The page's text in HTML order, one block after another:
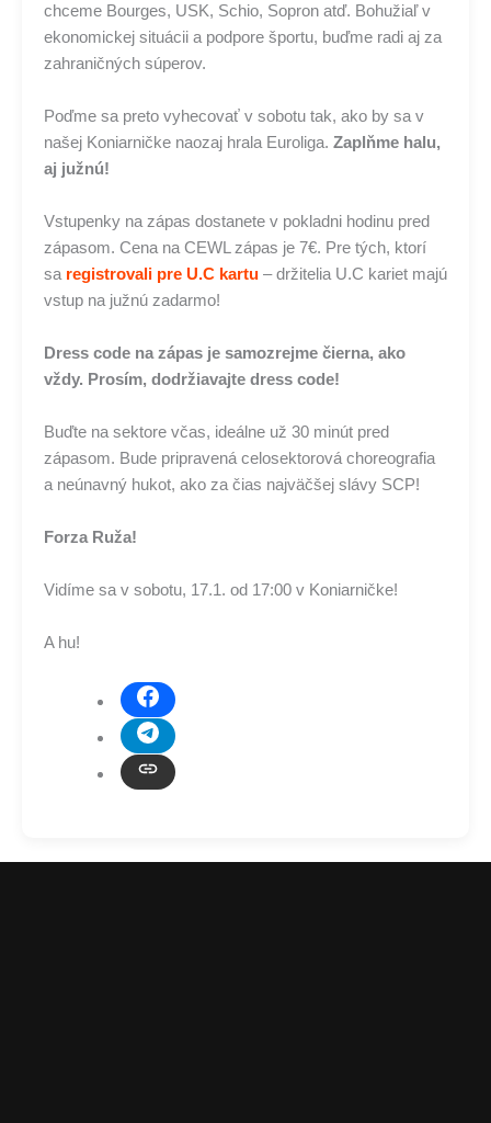
chceme Bourges, USK, Schio, Sopron atď. Bohužiaľ v
ekonomickej situácii a podpore športu, buďme radi aj za
zahraničných súperov.
Poďme sa preto vyhecovať v sobotu tak, ako by sa v
našej Koniarničke naozaj hrala Euroliga. Zaplňme halu,
aj južnú!
Vstupenky na zápas dostanete v pokladni hodinu pred
zápasom. Cena na CEWL zápas je 7€. Pre tých, ktorí
sa registrovali pre U.C kartu – držitelia U.C kariet majú
vstup na južnú zadarmo!
Dress code na zápas je samozrejme čierna, ako
vždy. Prosím, dodržiavajte dress code!
Buďte na sektore včas, ideálne už 30 minút pred
zápasom. Bude pripravená celosektorová choreografia
a neúnavný hukot, ako za čias najväčšej slávy SCP!
Forza Ruža!
Vidíme sa v sobotu, 17.1. od 17:00 v Koniarničke!
A hu!